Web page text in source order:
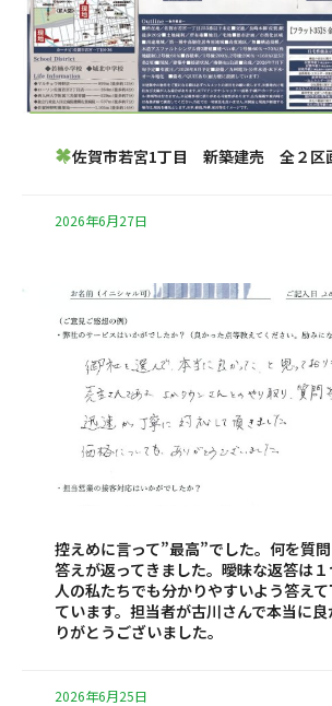
佐賀市若宮1丁目 新築建売 全２区
2026年6月27日
控えめに言って”最高”でした。何を質
答えが返ってきました。曖昧な返答は
人の私たちでも分かりやすいよう答え
ています。担当者が古川さんで本当に
りがとうございました。
2026年6月25日